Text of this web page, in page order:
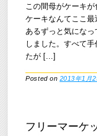
この間母がケーキ
ケーキなんてここ
あるずっと気にな
しました。すべて
たが […]
Posted on 2013年1月
フリーマーケ